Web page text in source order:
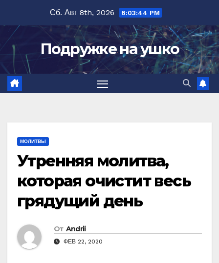
содержимому
Сб. Авг 8th, 2026 6:03:45 PM
Подружке на ушко
МОЛИТВЫ
Утренняя молитва,
которая очистит весь
грядущий день
От Andrii
ФЕВ 22, 2020